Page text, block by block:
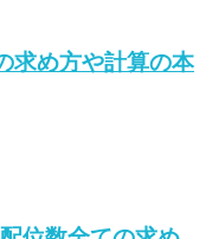
求め方や計算の本